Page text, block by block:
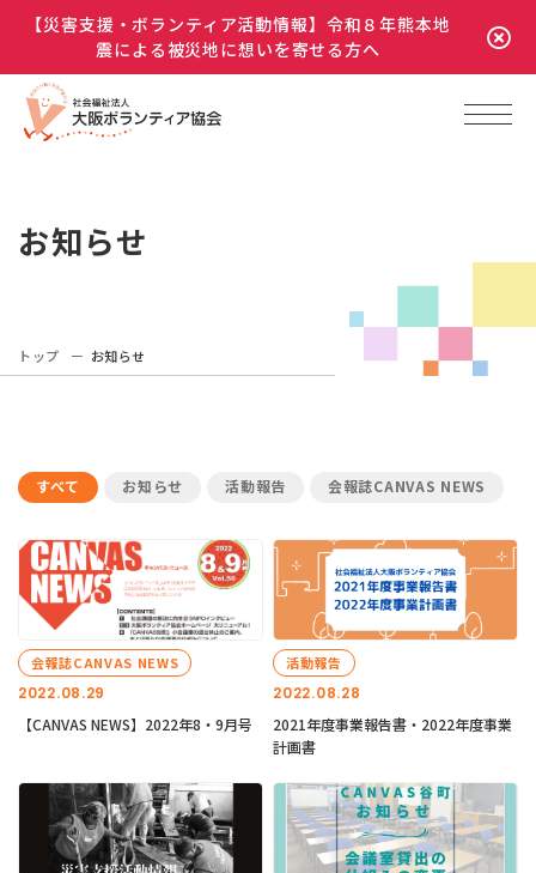
【災害支援・ボランティア活動情報】令和８年熊本地
震による被災地に想いを寄せる方へ
お知らせ
トップ お知らせ
すべて お知らせ 活動報告 会報誌CANVAS NEWS
2022.08.29
会報誌CANVAS NEWS
【CANVAS NEWS】2022年8・9月号
2022.08.28
活動報告
2021年度事業報告書・2022年度事業
計画書